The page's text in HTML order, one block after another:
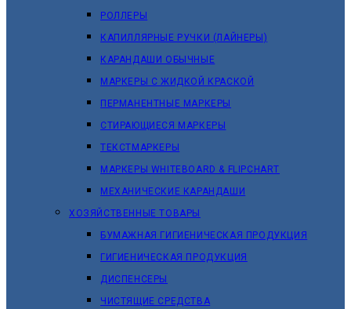
РОЛЛЕРЫ
КАПИЛЛЯРНЫЕ РУЧКИ (ЛАЙНЕРЫ)
КАРАНДАШИ ОБЫЧНЫЕ
МАРКЕРЫ C ЖИДКОЙ КРАСКОЙ
ПЕРМАНЕНТНЫЕ МАРКЕРЫ
СТИРАЮЩИЕСЯ МАРКЕРЫ
ТЕКСТМАРКЕРЫ
МАРКЕРЫ WHITEBOARD & FLIPCHART
МЕХАНИЧЕСКИЕ КАРАНДАШИ
ХОЗЯЙСТВЕННЫЕ ТОВАРЫ
БУМАЖНАЯ ГИГИЕНИЧЕСКАЯ ПРОДУКЦИЯ
ГИГИЕНИЧЕСКАЯ ПРОДУКЦИЯ
ДИСПЕНСЕРЫ
ЧИСТЯЩИЕ СРЕДСТВА